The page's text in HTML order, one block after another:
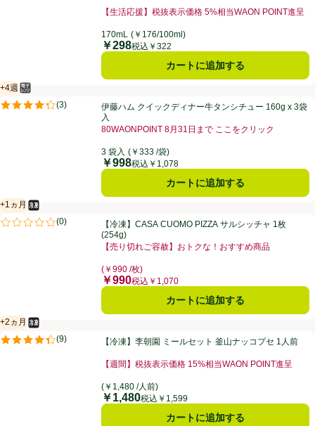
【生活応援】税抜表示価格 5%相当WAON POINT進呈
170mL (￥176/100ml)
価格
￥298税込￥322
カートに追加する
伊藤ハム クイックディナー牛タンシチュー 160g x 3袋入
+4週
賞味・消費期限保証：4週間
電子レンジ使用可
(3)
評価は3件のレビューで5点中4.3点。伊藤ハム クイックディナー牛タンシチュー 160g x 3袋
入
80WAONPOINT 8月31日まで ここをクリック
3 袋入 (￥333 /袋)
価格
￥998税込￥1,078
カートに追加する
【冷凍】CASA CUOMO PIZZA サルシッチャ 1枚(254g)
+1ヵ月
賞味・消費期限保証：1ヵ月
冷凍食品
(0)
評価は0件のレビューで5点中0.0点。【冷凍】CASA CUOMO PIZZA サルシッチャ 1枚
(254g)
【売り切れご容赦】おトクな！おすすめ商品
(￥990 /枚)
価格
￥990税込￥1,070
カートに追加する
【冷凍】李朝園 ミールセット 釜山ナッコプセ 1人前
+2ヵ月
賞味・消費期限保証：2ヵ月
冷凍食品
(9)
評価は9件のレビューで5点中4.4点。【冷凍】李朝園 ミールセット 釜山ナッコプセ 1人前
【週間】税抜表示価格 15%相当WAON POINT進呈
(￥1,480 /人前)
価格
￥1,480税込￥1,599
カートに追加する